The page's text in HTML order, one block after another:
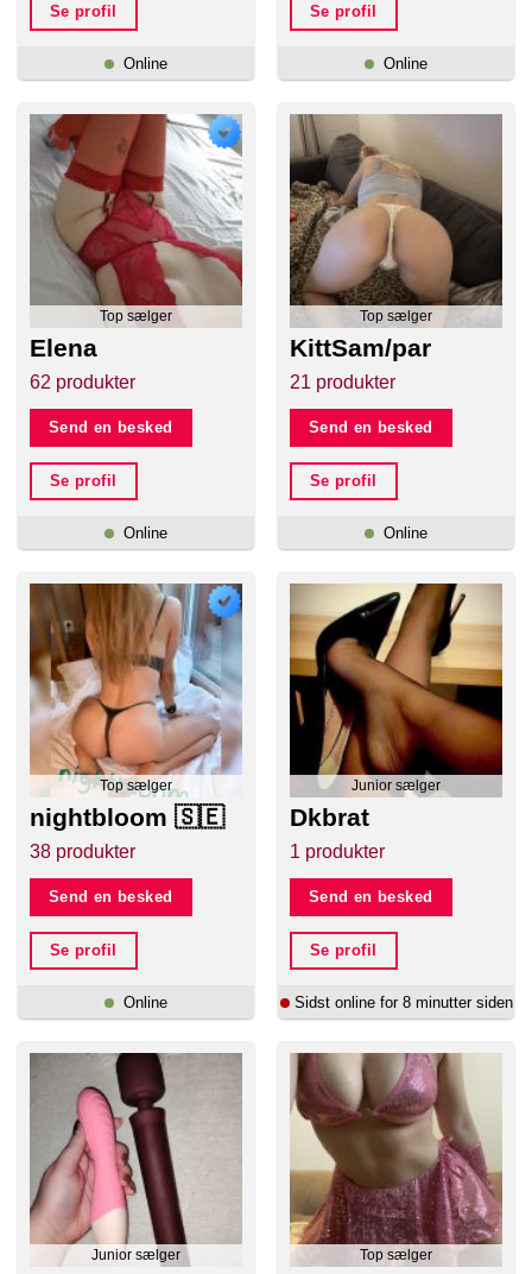
Se profil
Online
Se profil
Online
Top sælger
Elena
62 produkter
Send en besked
Se profil
Online
Top sælger
KittSam/par
21 produkter
Send en besked
Se profil
Online
Top sælger
nightbloom 🇸🇪
38 produkter
Send en besked
Se profil
Online
Junior sælger
Dkbrat
1 produkter
Send en besked
Se profil
Sidst online for 8 minutter siden
Junior sælger Top sælger